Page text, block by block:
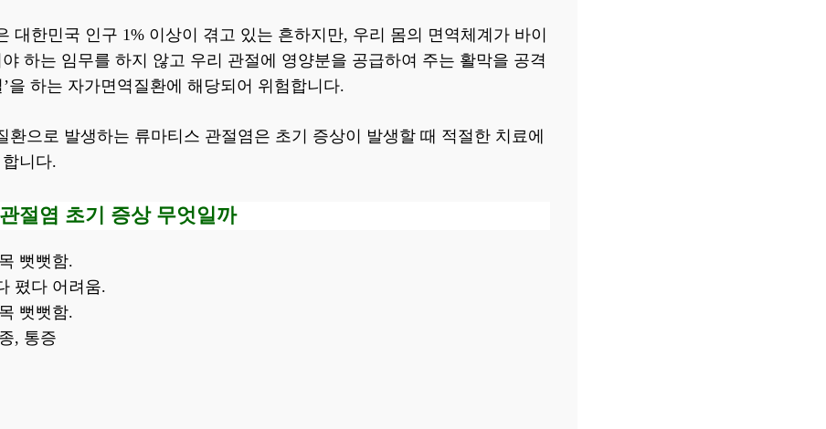
대한민국 인구 1% 이상이 겪고 있는 흔하지만, 우리 몸의 면역체계가 바이
하는 임무를 하지 않고 우리 관절에 영양분을 공급하여 주는 활막을 공격
을 하는 자가면역질환에 해당되어 위험합니다.
환으로 발생하는 류마티스 관절염은 초기 증상이 발생할 때 적절한 치료에
니다.
절염 초기 증상 무엇일까
뻣뻣함.
폈다 어려움.
뻣뻣함.
, 통증